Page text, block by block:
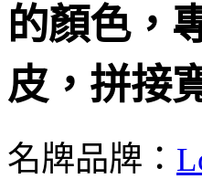
的顏色，
皮，拼接
名牌品牌：